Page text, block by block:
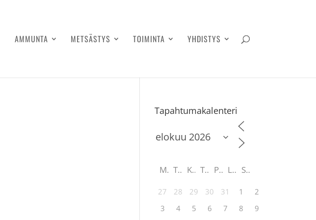
AMMUNTA METSÄSTYS TOIMINTA YHDISTYS
Tapahtumakalenteri
M T K T P L S
27 28 29 30 31 1
2
3
4 5 6 7 8
9